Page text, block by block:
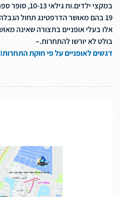
19 בהם מאושר הדרפטינג תחול
אלו בעלי אופניים בתצורה שאינה
בולט לא יורשו להתחרות.–
דגשים לאופניים על פי חוקת התחרות!